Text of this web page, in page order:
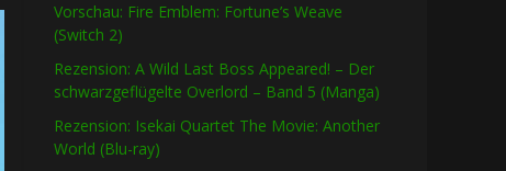
Vorschau: Fire Emblem: Fortune’s Weave
(Switch 2)
Rezension: A Wild Last Boss Appeared! – Der
schwarzgeflügelte Overlord – Band 5 (Manga)
Rezension: Isekai Quartet The Movie: Another
World (Blu-ray)